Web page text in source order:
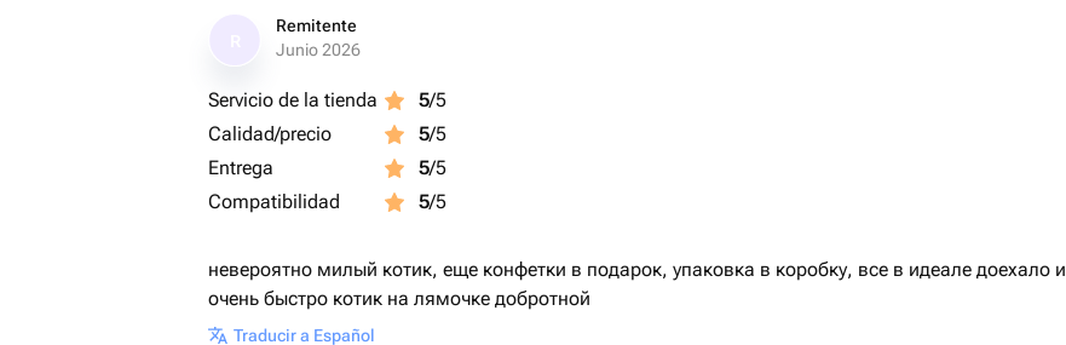
Remitente
Junio 2026
Servicio de la tienda 5/5
Calidad/precio
5/5
Entrega
5/5
Compatibilidad
5/5
невероятно милый котик, еще конфетки в подарок, упаковка в коробку, все в идеале доехало и
очень быстро котик на лямочке добротной
Traducir a Español